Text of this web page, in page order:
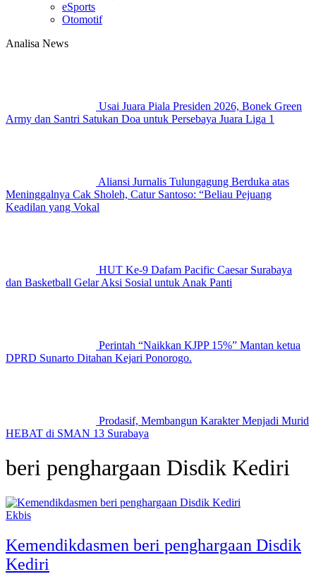
eSports
Otomotif
Analisa News
Usai Juara Piala Presiden 2026, Bonek Green
Army dan Santri Satukan Doa untuk Persebaya Juara Liga 1
Aliansi Jurnalis Tulungagung Berduka atas
Meninggalnya Cak Sholeh, Catur Santoso: “Beliau Pejuang
Keadilan yang Vokal
HUT Ke-9 Dafam Pacific Caesar Surabaya
dan Basketball Gelar Aksi Sosial untuk Anak Panti
Perintah “Naikkan KJPP 15%” Mantan ketua
DPRD Sunarto Ditahan Kejari Ponorogo.
Prodasif, Membangun Karakter Menjadi Murid
HEBAT di SMAN 13 Surabaya
beri penghargaan Disdik Kediri
Ekbis
Kemendikdasmen beri penghargaan Disdik
Kediri